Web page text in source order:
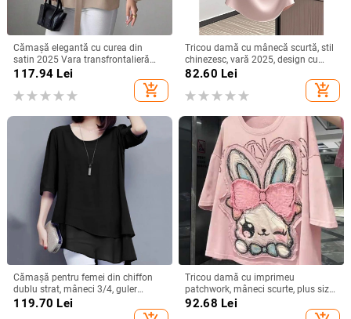
Cămașă elegantă cu curea din
satin 2025 Vara transfrontalieră
Îmbrăcăminte pentru femei
Aliexpress Amazon Casual Confort
Independent Station
117.94 Lei
add_shopping_cart
Tricou damă cu mânecă scurtă, stil
chinezesc, vară 2025, design cu
funda și bretele, croială Slim, top
82.60 Lei
add_shopping_cart
Cămașă pentru femei din chiffon
dublu strat, mâneci 3/4, guler
rotund, croială lejeră, lungime
119.70 Lei
Tricou damă cu imprimeu
patchwork, mâneci scurte, plus size,
croială lejeră, vară 2025
92.68 Lei